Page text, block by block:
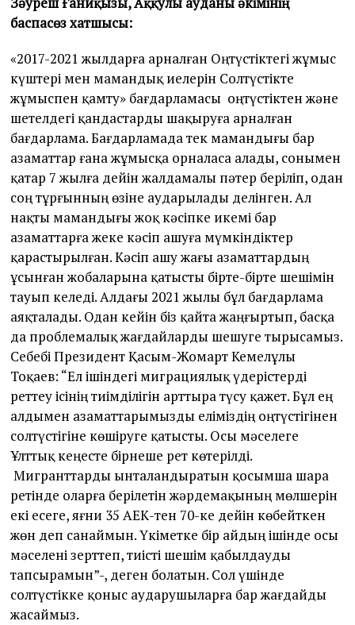
баспасөз хатшысы:
«2017-2021 жылдарға арналған Оңтүстіктегі жұмыс
күштері мен мамандық иелерін Солтүстікте
жұмыспен қамту» бағдарламасы оңтүстіктен және
шетелдегі қандастарды шақыруға арналған
бағдарлама. Бағдарламада тек мамандығы бар
азаматтар ғана жұмысқа орналаса алады, сонымен
қатар 7 жылға дейін жалдамалы пәтер беріліп, одан
соң тұрғынның өзіне аударылады делінген. Ал
нақты мамандығы жоқ кәсіпке икемі бар
азаматтарға жеке кәсіп ашуға мүмкіндіктер
қарастырылған. Кәсіп ашу жағы азаматтардың
ұсынған жобаларына қатысты бірте-бірте шешімін
тауып келеді. Алдағы 2021 жылы бұл бағдарлама
аяқталады. Одан кейін біз қайта жаңғыртып, басқа
да проблемалық жағдайларды шешуге тырысамыз.
Себебі Президент Қасым-Жомарт Кемелұлы
Тоқаев: “Ел ішіндегі миграциялық үдерістерді
реттеу ісінің тиімділігін арттыра түсу қажет. Бұл ең
алдымен азаматтарымызды еліміздің оңтүстігінен
солтүстігіне көшіруге қатысты. Осы мәселеге
Ұлттық кеңесте бірнеше рет көтерілді.
Мигранттарды ынталандыратын қосымша шара
ретінде оларға берілетін жәрдемақының мөлшерін
екі есеге, яғни 35 АЕК-тен 70-ке дейін көбейткен
жөн деп санаймын. Үкіметке бір айдың ішінде осы
мәселені зерттеп, тиісті шешім қабылдауды
тапсырамын”-, деген болатын. Сол үшінде
солтүстікке қоныс аударушыларға бар жағдайды
жасаймыз.